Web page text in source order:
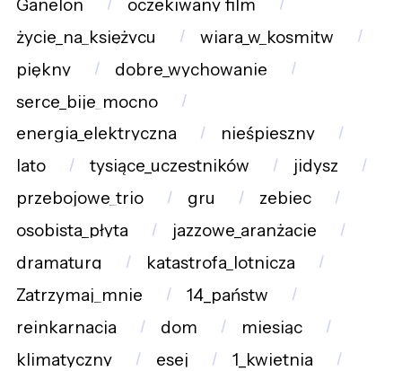
Ganelon
oczekiwany_film
życie_na_księżycu
wiara_w_kosmitw
piękny
dobre_wychowanie
serce_bije_mocno
energia_elektryczna
nieśpieszny
lato
tysiące_uczestników
jidysz
przebojowe_trio
gru
zebiec
osobista_płyta
jazzowe_aranżacje
dramaturg
katastrofa_lotnicza
Zatrzymaj_mnie
14_państw
reinkarnacja
dom
miesiąc
klimatyczny
esej
1_kwietnia